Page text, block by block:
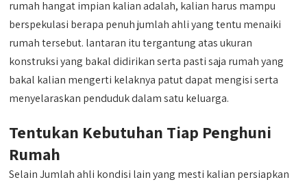
rumah hangat impian kalian adalah, kalian harus mampu
berspekulasi berapa penuh jumlah ahli yang tentu menaiki
rumah tersebut. lantaran itu tergantung atas ukuran
konstruksi yang bakal didirikan serta pasti saja rumah yang
bakal kalian mengerti kelaknya patut dapat mengisi serta
menyelaraskan penduduk dalam satu keluarga.
Tentukan Kebutuhan Tiap Penghuni
Rumah
Selain Jumlah ahli kondisi lain yang mesti kalian persiapkan